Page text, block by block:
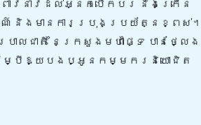
ពាវនាវដល់អ្នកបើកបរ និងក្រើន
និងមានការប្រុងប្រយ័ត្នខ្ពស់។
ជាតិ នៃក្រសួងមហាផ្ទៃ បានថ្លែង
ដើម្បីឱ្យបងប្អូនកម្មករនិយោជិត